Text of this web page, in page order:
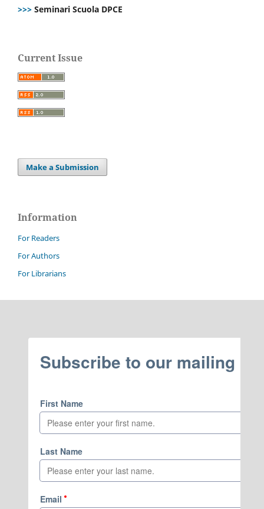
>>> Seminari Scuola DPCE
Current Issue
Make a Submission
Information
For Readers
For Authors
For Librarians